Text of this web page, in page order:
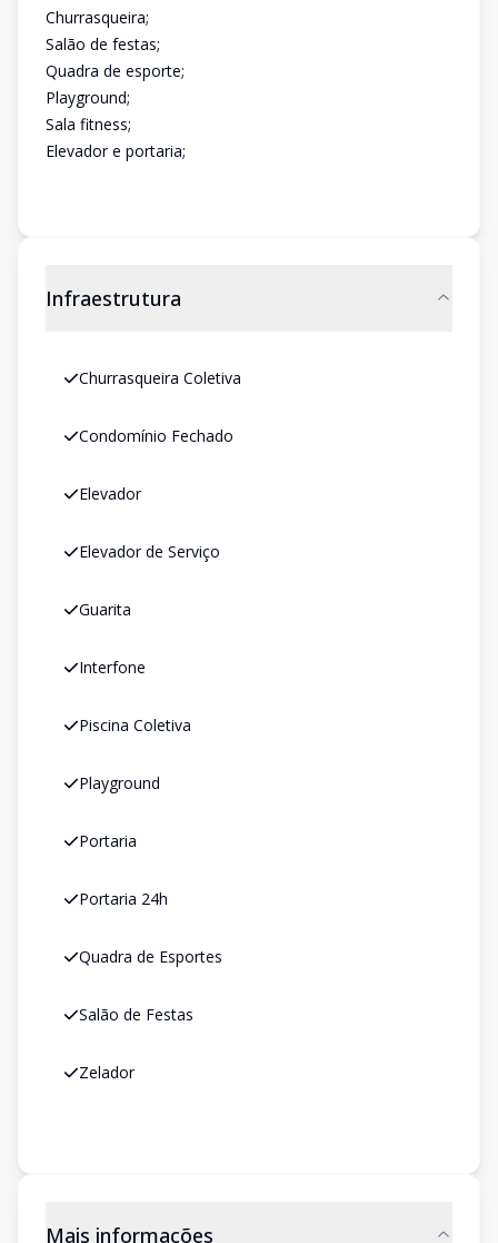
Churrasqueira;
Salão de festas;
Quadra de esporte;
Playground;
Sala fitness;
Elevador e portaria;
Infraestrutura
Churrasqueira Coletiva
Condomínio Fechado
Elevador
Elevador de Serviço
Guarita
Interfone
Piscina Coletiva
Playground
Portaria
Portaria 24h
Quadra de Esportes
Salão de Festas
Zelador
Mais informações